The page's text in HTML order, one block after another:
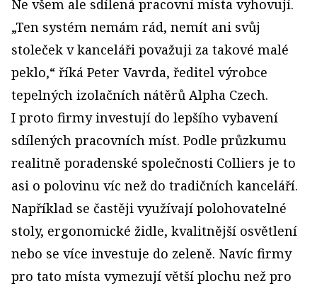
Ne všem ale sdílená pracovní místa vyhovují.
„Ten systém nemám rád, nemít ani svůj
stoleček v kanceláři považuji za takové malé
peklo,“ říká Peter Vavrda, ředitel výrobce
tepelných izolačních nátěrů Alpha Czech.
I proto firmy investují do lepšího vybavení
sdílených pracovních míst. Podle průzkumu
realitně poradenské společnosti Colliers je to
asi o polovinu víc než do tradičních kanceláří.
Například se častěji využívají polohovatelné
stoly, ergonomické židle, kvalitnější osvětlení
nebo se více investuje do zeleně. Navíc firmy
pro tato místa vymezují větší plochu než pro